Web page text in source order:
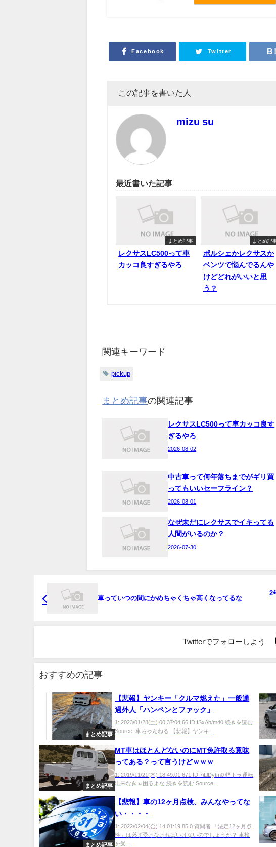
Facebook Twitter
この記事を書いた人
mizu su
最近書いた記事
まとめ記事
レクサスLC500って車
カッコ良すぎるやろ
まとめ記
ポルシェかレクサスか
ベンツで悩んでるんや
けどどれがいいと思
う？
関連キーワード
pickup
まとめ記事の関連記事
レクサスLC500って車カッコ良す
ぎるやろ
2026-08-02
中古車って何年落ちまでがギリ買
ってもいいセーフライン？
2026-08-01
なぜ未だにレクサスでイキってる
人間がいるのか？
2026-07-30
車っていつの間にかめちゃくちゃ高くなってるな
2
Twitterでフォローしよう
おすすめの記事
まとめ記事
【悲報】ヤンキー「クルマ燃えた」一般通
過外人「ハンペンとファック」
1: 2023/01/28(土) 00:37:04.66 ID:ISxAh/m40 続きを読む
Source: 車ちゃんねる 【悲報】ヤンキ...
まとめ記事
MT車はほとんどないのにMT免許取る意味
ってある？って言うけどｗｗｗ
1: 2019/11/21(木) 18:49:01.671 ID:7iLlDytm0 軽トラ運転
出来なきゃ困るよな 続きを読む Source...
まとめ記事
【悲報】車の12ヶ月点検、みんなやってな
い・・・・
1: 2022/02/04(金) 14:01:19.85 0 質問者 「法定12ヶ月点
検」は必ず受けなければいけないのでしょうか？ 車検
を受...